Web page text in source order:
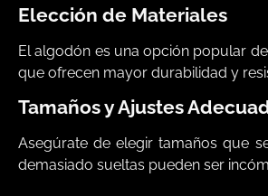
Elección de Materiales
El algodón es una opción popular
que ofrecen mayor durabilidad y
Tamaños y Ajustes
Asegúrate de elegir tamaños que
demasiado sueltas pueden ser